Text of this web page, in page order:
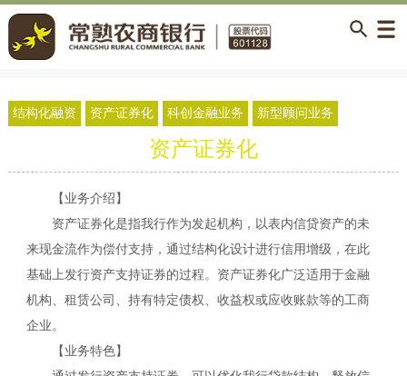
结构化融资 资产证券化 科创金融业务 新型顾问业务
资产证券化
【业务介绍】
资产证券化是指我行作为发起机构，以表内信贷资产的未
来现金流作为偿付支持，通过结构化设计进行信用增级，在此
基础上发行资产支持证券的过程。资产证券化广泛适用于金融
机构、租赁公司、持有特定债权、收益权或应收账款等的工商
企业。
【业务特色】